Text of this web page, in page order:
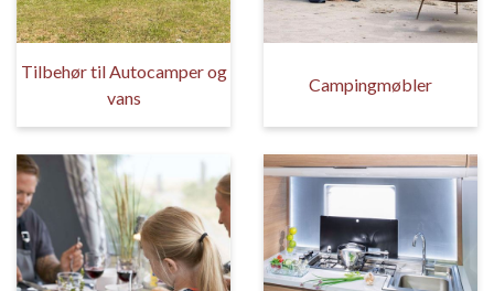
Tilbehør til Autocamper og
vans
Campingmøbler